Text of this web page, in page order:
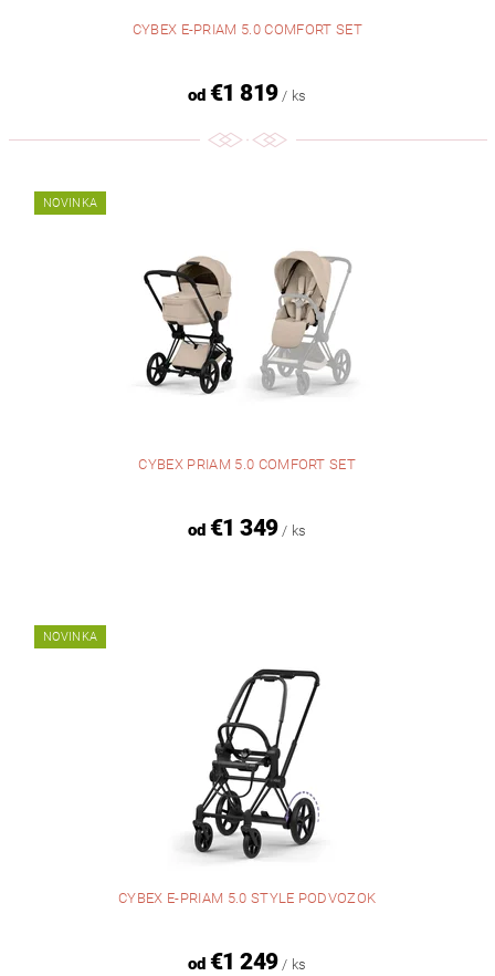
CYBEX E-PRIAM 5.0 COMFORT SET
od€1 819 / ks
NOVINKA
CYBEX PRIAM 5.0 COMFORT SET
od€1 349 / ks
NOVINKA
CYBEX E-PRIAM 5.0 STYLE PODVOZOK
od€1 249 / ks